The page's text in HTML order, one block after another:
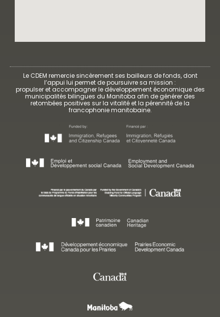
Le CDEM remercie sincèrement ses bailleurs de fonds, dont
l’appui lui permet de poursuivre sa mission :
propulser et accompagner le développement économique des
municipalités bilingues du Manitoba afin de générer des
retombées positives sur la vitalité et la pérennité de la
francophonie manitobaine.